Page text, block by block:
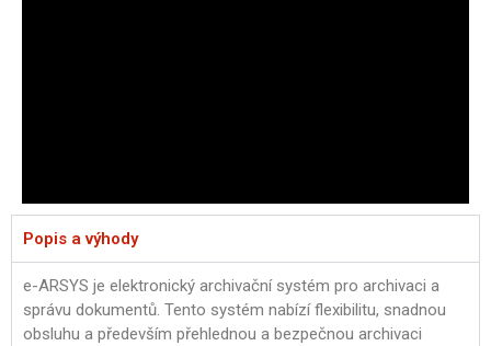
Popis a výhody
e-ARSYS je elektronický archivační systém pro archivaci a
správu dokumentů. Tento systém nabízí flexibilitu, snadnou
obsluhu a především přehlednou a bezpečnou archivaci